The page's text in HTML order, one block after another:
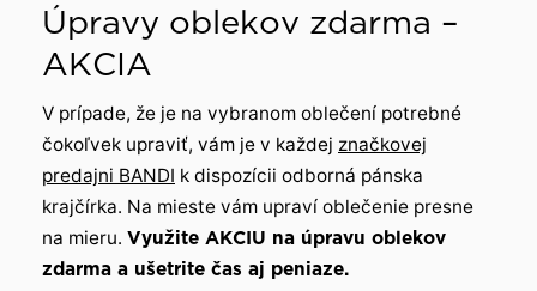
Úpravy oblekov zdarma –
AKCIA
V prípade, že je na vybranom oblečení potrebné
čokoľvek upraviť, vám je v každej značkovej
predajni BANDI k dispozícii odborná pánska
krajčírka. Na mieste vám upraví oblečenie presne
na mieru. Využite AKCIU na úpravu oblekov
zdarma a ušetrite čas aj peniaze.